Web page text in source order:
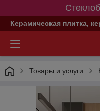
Керамическая плитка,
Товары и услуги